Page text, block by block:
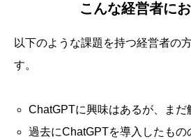
こんな経営者に
以下のような課題を持つ経営者の
す。
ChatGPTに興味はあるが、まだ
過去にChatGPTを導入したもの